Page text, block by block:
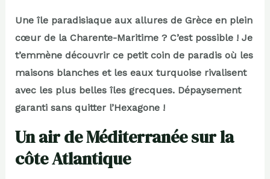
Une île paradisiaque aux allures de Grèce en plein
cœur de la Charente-Maritime ? C’est possible ! Je
t’emmène découvrir ce petit coin de paradis où les
maisons blanches et les eaux turquoise rivalisent
avec les plus belles îles grecques. Dépaysement
garanti sans quitter l’Hexagone !
Un air de Méditerranée sur la
côte Atlantique